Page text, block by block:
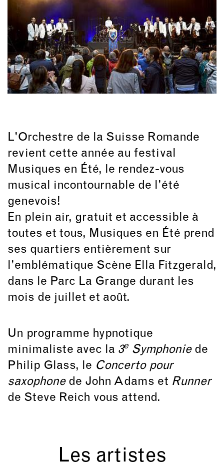
L'Orchestre de la Suisse Romande
revient cette année au festival
Musiques en Été, le rendez-vous
musical incontournable de l’été
genevois!
En plein air, gratuit et accessible à
toutes et tous, Musiques en Été prend
ses quartiers entièrement sur
l’emblématique Scène Ella Fitzgerald,
dans le Parc La Grange durant les
mois de juillet et août.
Un programme hypnotique
minimaliste avec la 3e Symphoniede
Philip Glass, le Concerto pour
saxophonede John Adams et Runner
de Steve Reich vous attend.
Les artistes